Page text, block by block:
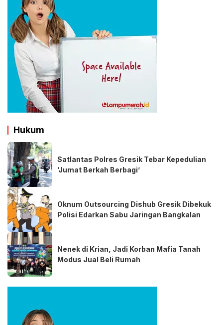
Hukum
Satlantas Polres Gresik Tebar Kepedulian
‘Jumat Berkah Berbagi’
Oknum Outsourcing Dishub Gresik Dibekuk
Polisi Edarkan Sabu Jaringan Bangkalan
Nenek di Krian, Jadi Korban Mafia Tanah
Modus Jual Beli Rumah